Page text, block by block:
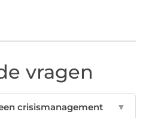
vragen
crisismanagement
▼